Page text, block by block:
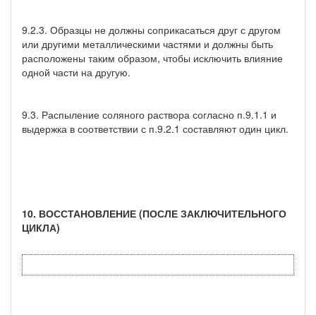
9.2.3. Образцы не должны соприкасаться друг с другом
или другими металлическими частями и должны быть
расположены таким образом, чтобы исключить влияние
одной части на другую.
9.3. Распыление соляного раствора согласно п.9.1.1 и
выдержка в соответствии с п.9.2.1 составляют один цикл.
10. ВОССТАНОВЛЕНИЕ (ПОСЛЕ ЗАКЛЮЧИТЕЛЬНОГО
ЦИКЛА)